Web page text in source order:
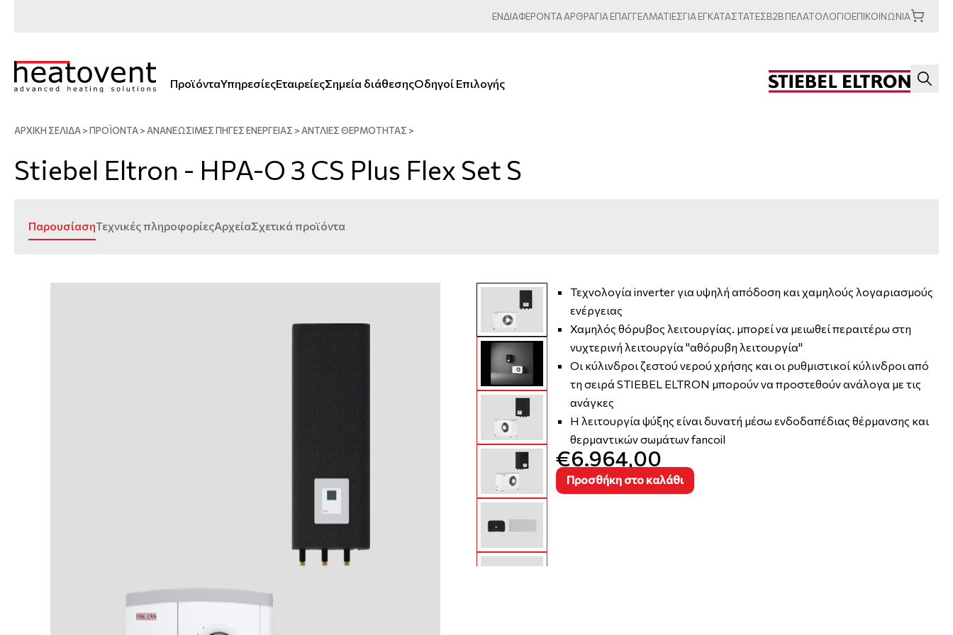
ΕΝΔΙΑΦΕΡΟΝΤΑ ΑΡΘΡΑΓΙΑ ΕΠΑΓΓΕΛΜΑΤΙΕΣΓΙΑ ΕΓΚΑΤΑΣΤΑΤΕΣB2BΠΕΛΑΤΟΛΟΓΙΟΕΠΙΚΟΙΝΩΝΙΑ
ΠροϊόνταΥπηρεσίεςΕταιρείεςΣημεία διάθεσηςΟδηγοί Επιλογής
ΑΡΧΙΚΗ ΣΕΛΙΔΑ>ΠΡΟΪΟΝΤΑ>ΑΝΑΝΕΏΣΙΜΕΣ ΠΗΓΈΣ ΕΝΈΡΓΕΙΑΣ >ΑΝΤΛΊΕΣ ΘΕΡΜΌΤΗΤΑΣ >
Stiebel Eltron - HPA-O 3 CS Plus Flex Set S
ΠαρουσίασηΤεχνικές πληροφορίεςΑρχείαΣχετικά προϊόντα
Τεχνολογία inverter για υψηλή απόδοση και χαμηλούς λογαριασμούς
ενέργειας
Χαμηλός θόρυβος λειτουργίας. μπορεί να μειωθεί περαιτέρω στη
νυχτερινή λειτουργία "αθόρυβη λειτουργία"
Οι κύλινδροι ζεστού νερού χρήσης και οι ρυθμιστικοί κύλινδροι από
τη σειρά STIEBEL ELTRON μπορούν να προστεθούν ανάλογα με τις
ανάγκες
Η λειτουργία ψύξης είναι δυνατή μέσω ενδοδαπέδιας θέρμανσης και
θερμαντικών σωμάτων fancoil
€6.964,00
Προσθήκη στο καλάθι